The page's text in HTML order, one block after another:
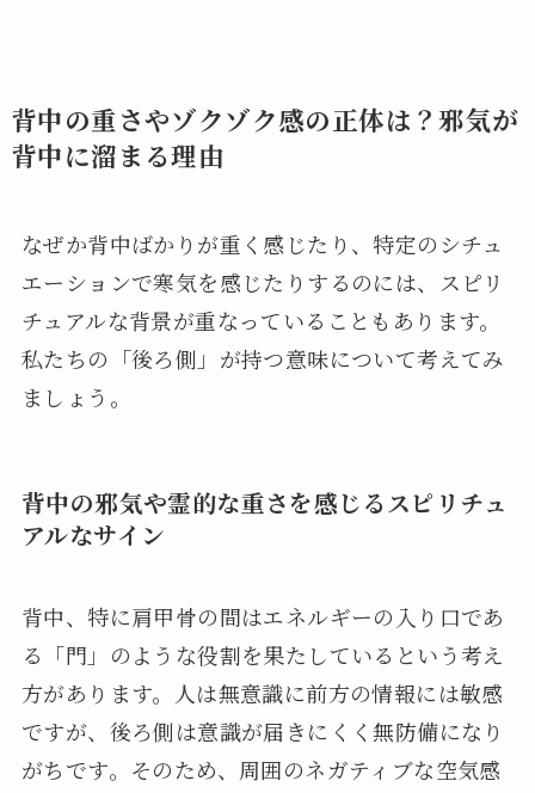
背中の重さやゾクゾク感の正体は？邪気が
背中に溜まる理由
なぜか背中ばかりが重く感じたり、特定のシチュ
エーションで寒気を感じたりするのには、スピリ
チュアルな背景が重なっていることもあります。
私たちの「後ろ側」が持つ意味について考えてみ
ましょう。
背中の邪気や霊的な重さを感じるスピリチュ
アルなサイン
背中、特に肩甲骨の間はエネルギーの入り口であ
る「門」のような役割を果たしているという考え
方があります。人は無意識に前方の情報には敏感
ですが、後ろ側は意識が届きにくく無防備になり
がちです。そのため、周囲のネガティブな空気感